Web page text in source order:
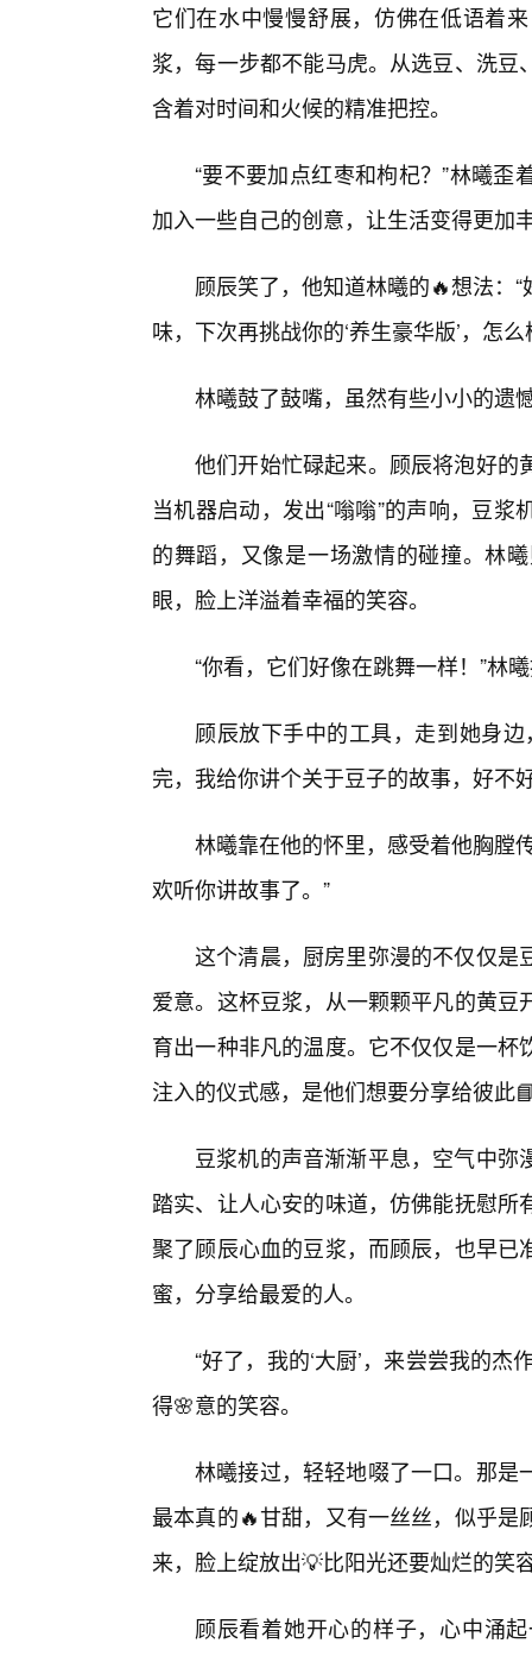
它们在水中慢慢舒展，仿佛在低语着
浆，每一步都不能马虎。从选豆、洗
含着对时间和火候的精准把控。
“要不要加点红枣和枸杞？”林曦
加入一些自己的创意，让生活变得更加
顾辰笑了，他知道林曦的🔥想法：
味，下次再挑战你的‘养生豪华版’，怎么
林曦鼓了鼓嘴，虽然有些小小的遗
他们开始忙碌起来。顾辰将泡好的
当机器启动，发出“嗡嗡”的声响，豆
的舞蹈，又像是一场激情的碰撞。林
眼，脸上洋溢着幸福的笑容。
“你看，它们好像在跳舞一样！”林
顾辰放下手中的工具，走到她身
完，我给你讲个关于豆子的故事，好不
林曦靠在他的怀里，感受着他胸膛
欢听你讲故事了。”
这个清晨，厨房里弥漫的不仅仅是
爱意。这杯豆浆，从一颗颗平凡的黄
育出一种非凡的温度。它不仅仅是一
注入的仪式感，是他们想要分享给彼此
豆浆机的声音渐渐平息，空气中
踏实、让人心安的味道，仿佛能抚慰
聚了顾辰心血的豆浆，而顾辰，也早
蜜，分享给最爱的人。
“好了，我的‘大厨’，来尝尝我的
得🌸意的笑容。
林曦接过，轻轻地啜了一口。那是
最本真的🔥甘甜，又有一丝丝，似乎
来，脸上绽放出💡比阳光还要灿烂的笑
顾辰看着她开心的样子，心中涌